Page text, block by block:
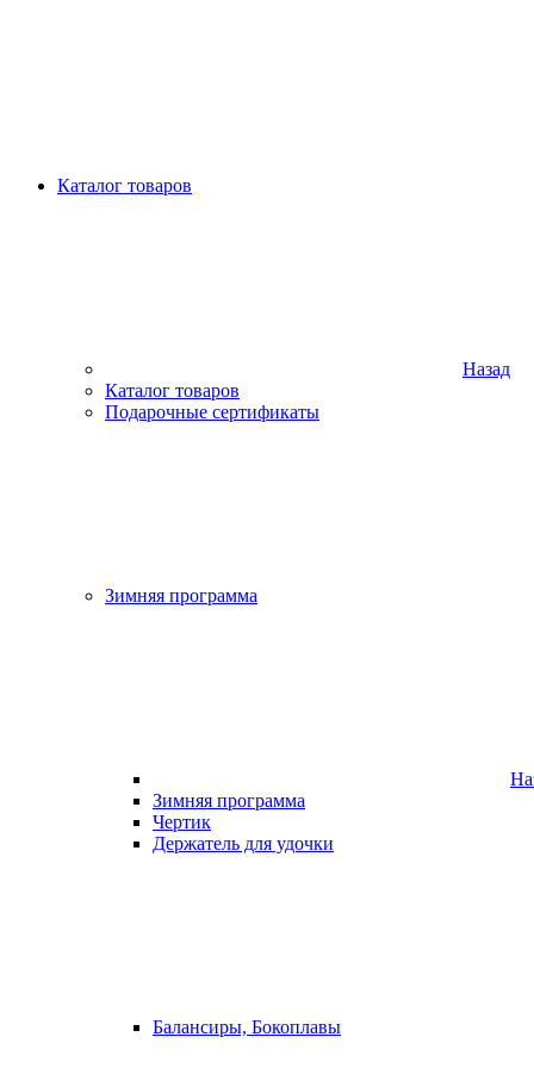
Каталог товаров
Назад
Каталог товаров
Подарочные сертификаты
Зимняя программа
Зимняя программа
Чертик
Держатель для удочки
Балансиры, Бокоплавы